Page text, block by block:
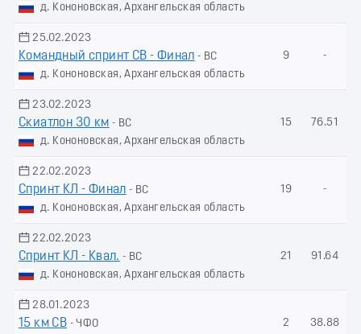
д. Кононовская, Архангельская область
25.02.2023
Командный спринт СВ - Финал - ВС
д. Кононовская, Архангельская область
9 -
23.02.2023
Скиатлон 30 км - ВС
д. Кононовская, Архангельская область
15 76.51
22.02.2023
Спринт КЛ - Финал - ВС
д. Кононовская, Архангельская область
19 -
22.02.2023
Спринт КЛ - Квал. - ВС
д. Кононовская, Архангельская область
21 91.64
28.01.2023
15 км СВ - ЧФО
2 38.88